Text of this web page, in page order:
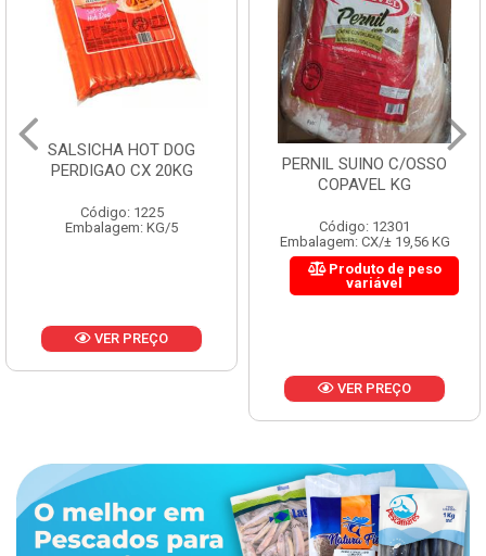
SALSICHA HOT DOG
PERDIGAO CX 20KG
Código: 1225
Embalagem: KG/5
VER PREÇO
PERNIL SUINO C/OSSO
COPAVEL KG
Código: 12301
Embalagem: CX/± 19,56 KG
Produto de peso
variável
VER PREÇO